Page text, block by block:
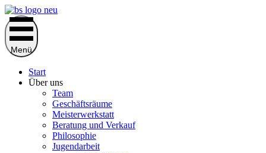
Zum
Inhalt
springen
Menü
Start
Über uns
Team
Geschäftsräume
Meisterwerkstatt
Beratung und Verkauf
Philosophie
Jugendarbeit